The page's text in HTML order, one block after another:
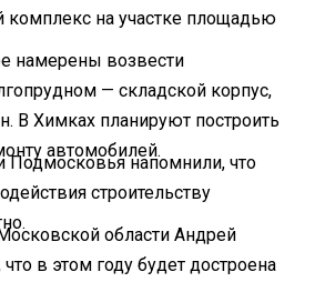
комплекс на участке площадью
намерены возвести
— складской корпус,
В Химках планируют построить
автомобилей.
напомнили, что
строительству
области Андрей
что в этом году будет достроена